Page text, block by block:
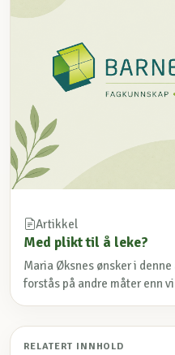
Artikkel
Med plikt til å leke?
Maria Øksnes ønsker i
forstås på andre måter enn
RELATERT INNHOLD